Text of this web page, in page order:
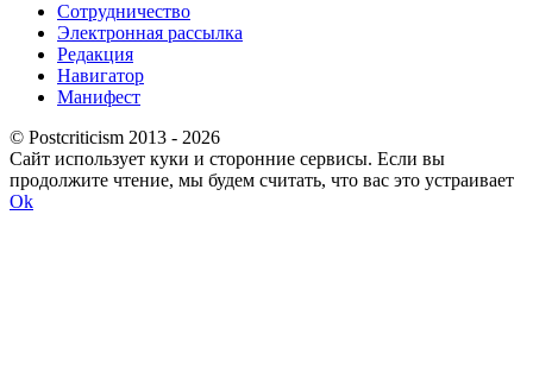
Сотрудничество
Электронная рассылка
Редакция
Навигатор
Манифест
© Postcriticism 2013 - 2026
Сайт использует куки и сторонние сервисы. Если вы
продолжите чтение, мы будем считать, что вас это устраивает
Ok